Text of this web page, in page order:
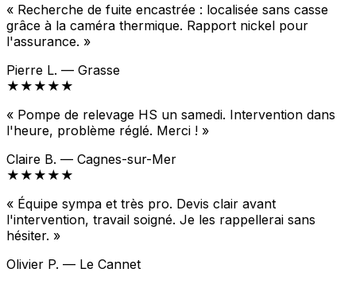
« Recherche de fuite encastrée : localisée sans casse
grâce à la caméra thermique. Rapport nickel pour
l'assurance. »
Pierre L. — Grasse
★★★★★
« Pompe de relevage HS un samedi. Intervention dans
l'heure, problème réglé. Merci ! »
Claire B. — Cagnes-sur-Mer
★★★★★
« Équipe sympa et très pro. Devis clair avant
l'intervention, travail soigné. Je les rappellerai sans
hésiter. »
Olivier P. — Le Cannet